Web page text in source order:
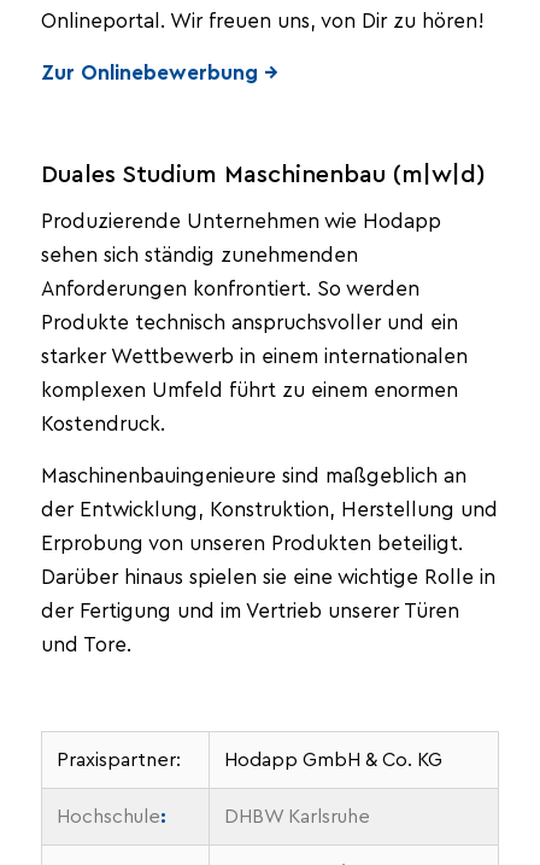
Onlineportal. Wir freuen uns, von Dir zu hören!
Zur Onlinebewerbung →
Duales Studium Maschinenbau (m|w|d)
Produzierende Unternehmen wie Hodapp
sehen sich ständig zunehmenden
Anforderungen konfrontiert. So werden
Produkte technisch anspruchsvoller und ein
starker Wettbewerb in einem internationalen
komplexen Umfeld führt zu einem enormen
Kostendruck.
Maschinenbauingenieure sind maßgeblich an
der Entwicklung, Konstruktion, Herstellung und
Erprobung von unseren Produkten beteiligt.
Darüber hinaus spielen sie eine wichtige Rolle in
der Fertigung und im Vertrieb unserer Türen
und Tore.
Praxispartner: Hodapp GmbH & Co. KG
Hochschule: DHBW Karlsruhe